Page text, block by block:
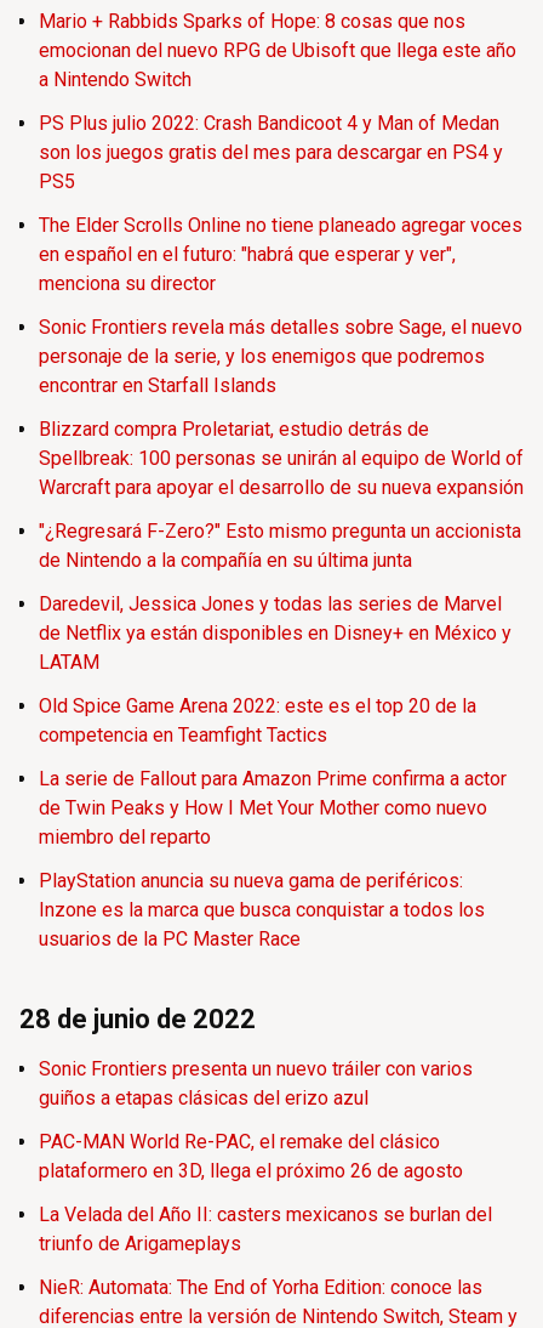
Mario + Rabbids Sparks of Hope: 8 cosas que nos
emocionan del nuevo RPG de Ubisoft que llega este año
a Nintendo Switch
PS Plus julio 2022: Crash Bandicoot 4 y Man of Medan
son los juegos gratis del mes para descargar en PS4 y
PS5
The Elder Scrolls Online no tiene planeado agregar voces
en español en el futuro: "habrá que esperar y ver",
menciona su director
Sonic Frontiers revela más detalles sobre Sage, el nuevo
personaje de la serie, y los enemigos que podremos
encontrar en Starfall Islands
Blizzard compra Proletariat, estudio detrás de
Spellbreak: 100 personas se unirán al equipo de World of
Warcraft para apoyar el desarrollo de su nueva expansión
"¿Regresará F-Zero?" Esto mismo pregunta un accionista
de Nintendo a la compañía en su última junta
Daredevil, Jessica Jones y todas las series de Marvel
de Netflix ya están disponibles en Disney+ en México y
LATAM
Old Spice Game Arena 2022: este es el top 20 de la
competencia en Teamfight Tactics
La serie de Fallout para Amazon Prime confirma a actor
de Twin Peaks y How I Met Your Mother como nuevo
miembro del reparto
PlayStation anuncia su nueva gama de periféricos:
Inzone es la marca que busca conquistar a todos los
usuarios de la PC Master Race
28 de junio de 2022
Sonic Frontiers presenta un nuevo tráiler con varios
guiños a etapas clásicas del erizo azul
PAC-MAN World Re-PAC, el remake del clásico
plataformero en 3D, llega el próximo 26 de agosto
La Velada del Año II: casters mexicanos se burlan del
triunfo de Arigameplays
NieR: Automata: The End of Yorha Edition: conoce las
diferencias entre la versión de Nintendo Switch, Steam y